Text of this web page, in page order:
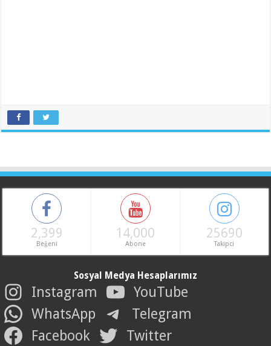
2,399
Beğeni
14,000
Abone
25690
Takipci
Sosyal Medya Hesaplarımız
Instagram
YouTube
WhatsApp
Telegram
Facebook
Twitter